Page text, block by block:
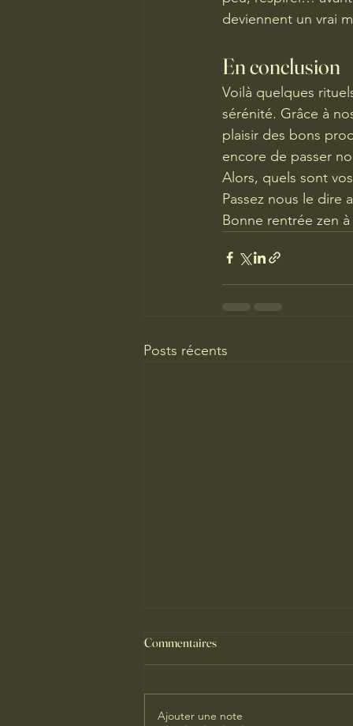
deviennent un vrai
En conclusion
Voilà quelques
sérénité. Grâce à
plaisir des bons
encore de passer
Alors, quels sont
Passez nous le dire
Bonne rentrée zen
Posts récents
Commentaires
Ajouter une note